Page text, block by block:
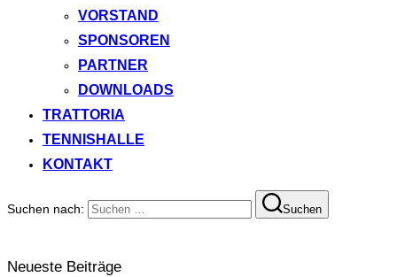
VORSTAND
SPONSOREN
PARTNER
DOWNLOADS
TRATTORIA
TENNISHALLE
KONTAKT
Suchen nach: Suchen
Neueste Beiträge